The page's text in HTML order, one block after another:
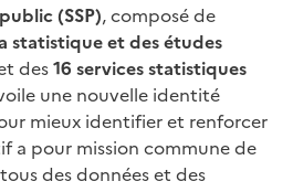
(SSP), composé de
statistique et des études
des16 services statistiques
une nouvelle identité
mieux identifier et renforcer
a pour mission commune de
des données et des